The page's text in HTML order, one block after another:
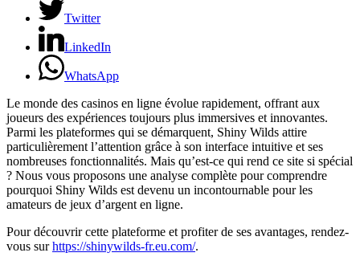
Twitter
LinkedIn
WhatsApp
Le monde des casinos en ligne évolue rapidement, offrant aux
joueurs des expériences toujours plus immersives et innovantes.
Parmi les plateformes qui se démarquent, Shiny Wilds attire
particulièrement l’attention grâce à son interface intuitive et ses
nombreuses fonctionnalités. Mais qu’est-ce qui rend ce site si spécial
? Nous vous proposons une analyse complète pour comprendre
pourquoi Shiny Wilds est devenu un incontournable pour les
amateurs de jeux d’argent en ligne.
Pour découvrir cette plateforme et profiter de ses avantages, rendez-
vous surhttps://shinywilds-fr.eu.com/.